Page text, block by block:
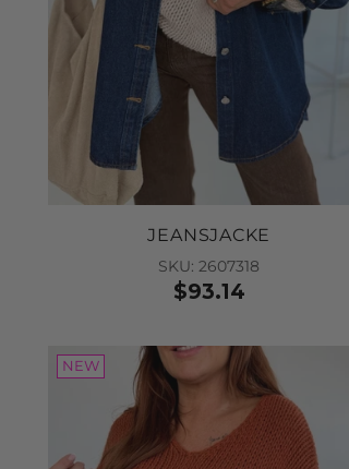
JEANSJACKE
SKU: 2607318
$93.14
NEW